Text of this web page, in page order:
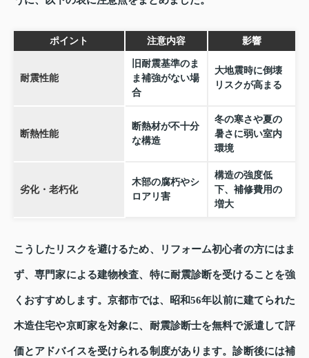
ポイント 注意内容 影響
耐震性能
旧耐震基準のま
ま補強がない場
合
大地震時に倒壊
リスクが高まる
断熱性能
断熱材が不十分
な構造
冬の寒さや夏の
暑さに弱い室内
環境
劣化・老朽化
木部の腐朽やシ
ロアリ害
構造の強度低
下、補修費用の
増大
こうしたリスクを避けるため、リフォーム初心者の方にはま
ず、専門家による建物検査、特に耐震診断を受けることを強
くおすすめします。京都市では、昭和56年以前に建てられた
木造住宅や京町家を対象に、耐震診断士を無料で派遣して評
価とアドバイスを受けられる制度があります。診断後には補